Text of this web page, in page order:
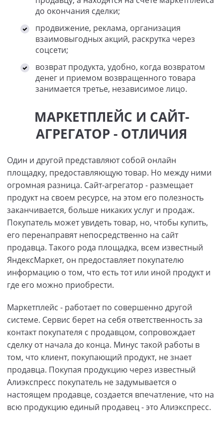
до окончания сделки;
продвижение, реклама, организация
взаимовыгодных акций, раскрутка через
соцсети;
возврат продукта, удобно, когда возвратом
денег и приемом возвращенного товара
занимается третье, независимое лицо.
МАРКЕТПЛЕЙС И САЙТ-
АГРЕГАТОР - ОТЛИЧИЯ
Один и другой представляют собой онлайн
площадку, предоставляющую товар. Но между ними
огромная разница. Сайт-агрегатор - размещает
продукт на своем ресурсе, на этом его полезность
заканчивается, больше никаких услуг и продаж.
Покупатель может увидеть товар, но, чтобы купить,
его перенаправят непосредственно на сайт
продавца. Такого рода площадка, всем известный
ЯндексМаркет, он предоставляет покупателю
информацию о том, что есть тот или иной продукт и
где его можно приобрести.
Маркетплейс - работает по совершенно другой
системе. Сервис берет на себя ответственность за
контакт покупателя с продавцом, сопровождает
сделку от начала до конца. Минус такой работы в
том, что клиент, покупающий продукт, не знает
продавца. Покупая продукцию через известный
Алиэкспресс покупатель не задумывается о
настоящем продавце, создается впечатление, что на
всю продукцию единый продавец - это Алиэкспресс.